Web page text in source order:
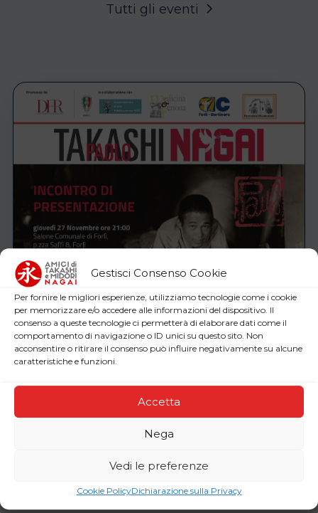
Gestisci Consenso Cookie
Per fornire le migliori esperienze, utilizziamo tecnologie come i cookie
per memorizzare e/o accedere alle informazioni del dispositivo. Il
consenso a queste tecnologie ci permetterà di elaborare dati come il
comportamento di navigazione o ID unici su questo sito. Non
acconsentire o ritirare il consenso può influire negativamente su alcune
caratteristiche e funzioni.
Accetta
Nega
Vedi le preferenze
Cookie PolicyDichiarazione sulla Privacy
Tutti gli eventi